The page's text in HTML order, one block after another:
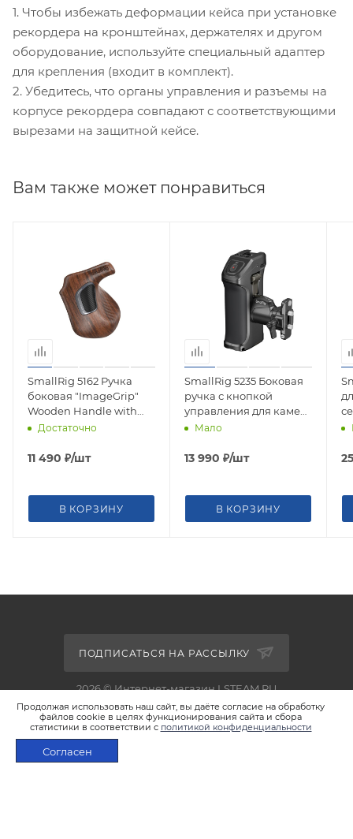
Продолжая использовать наш сайт, вы даёте согласие на обработку
файлов cookie в целях функционирования сайта и сбора
статистики в соответствии с политикой конфиденциальности
Согласен
1. Чтобы избежать деформации кейса при установке
рекордера на кронштейнах, держателях и другом
оборудование, используйте специальный адаптер
для крепления (входит в комплект).
2. Убедитесь, что органы управления и разъемы на
корпусе рекордера совпадают с соответствующими
вырезами на защитной кейсе.
Вам также может понравиться
SmallRig 5162 Ручка
боковая "ImageGrip"
Wooden Handle with
ARRI Rosette (левая
Достаточно
11 490 ₽/шт
В КОРЗИНУ
SmallRig 5235 Боковая
ручка с кнопкой
управления для камер
Canon / Blackmagic
Мало
13 990 ₽/шт
В КОРЗИНУ
ПОДПИСАТЬСЯ НА РАССЫЛКУ
2026 © Интернет-магазин LSTEAM.RU